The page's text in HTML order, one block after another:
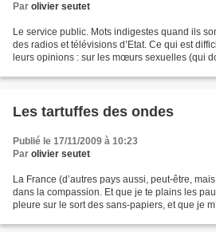
Par olivier seutet
Le service public. Mots indigestes quand ils
des radios et télévisions d’Etat. Ce qui est
leurs opinions : sur les mœurs sexuelles (qui
Les tartuffes des ondes
Publié le 17/11/2009 à 10:23
Par olivier seutet
La France (d’autres pays aussi, peut-être,
dans la compassion. Et que je te plains les
pleure sur le sort des sans-papiers, et que je